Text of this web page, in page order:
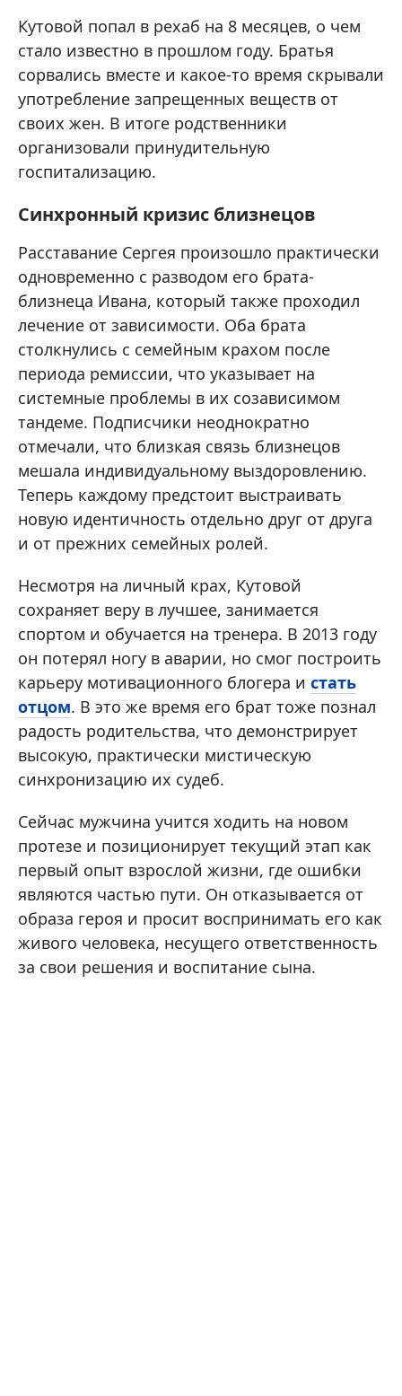
Кутовой попал в рехаб на 8 месяцев, о чем
стало известно в прошлом году. Братья
сорвались вместе и какое-то время скрывали
употребление запрещенных веществ от
своих жен. В итоге родственники
организовали принудительную
госпитализацию.
Синхронный кризис близнецов
Расставание Сергея произошло практически
одновременно с разводом его брата-
близнеца Ивана, который также проходил
лечение от зависимости. Оба брата
столкнулись с семейным крахом после
периода ремиссии, что указывает на
системные проблемы в их созависимом
тандеме. Подписчики неоднократно
отмечали, что близкая связь близнецов
мешала индивидуальному выздоровлению.
Теперь каждому предстоит выстраивать
новую идентичность отдельно друг от друга
и от прежних семейных ролей.
Несмотря на личный крах, Кутовой
сохраняет веру в лучшее, занимается
спортом и обучается на тренера. В 2013 году
он потерял ногу в аварии, но смог построить
карьеру мотивационного блогера и стать
отцом. В это же время его брат тоже познал
радость родительства, что демонстрирует
высокую, практически мистическую
синхронизацию их судеб.
Сейчас мужчина учится ходить на новом
протезе и позиционирует текущий этап как
первый опыт взрослой жизни, где ошибки
являются частью пути. Он отказывается от
образа героя и просит воспринимать его как
живого человека, несущего ответственность
за свои решения и воспитание сына.